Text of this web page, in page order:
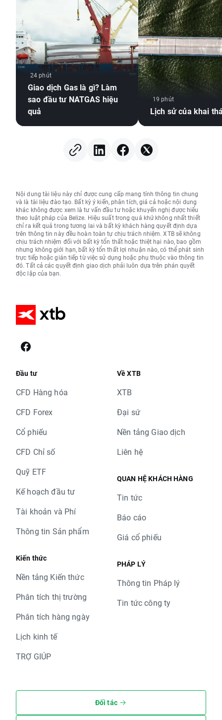
24 phút
Giao dịch Gas là gì? Làm
sao đầu tư NATGAS hiệu
quả
19 phút
Lịch sử của khai
Nội dung tài liệu này chỉ được cung cấp mang tính thông tin chung
và là tài liệu đào tạo. Bất kỳ ý kiến, phân tích, giá cả hoặc nội dung
khác không được xem là tư vấn đầu tư hoặc khuyến nghị được hiểu
theo luật pháp của Belize. Hiệu suất trong quá khứ không nhất thiết
chỉ ra kết quả trong tương lai và bất kỳ khách hàng quyết định dựa
trên thông tin này đều hoàn toàn tự chịu trách nhiệm. XTB sẽ không
chịu trách nhiệm đối với bất kỳ tổn thất hoặc thiệt hại nào, bao gồm
nhưng không giới hạn, bất kỳ tổn thất lợi nhuận nào, có thể phát sinh
trực tiếp hoặc gián tiếp từ việc sử dụng hoặc phụ thuộc vào thông tin
đó. Tất cả các quyết định giao dịch phải luôn dựa trên phán quyết
độc lập của bạn.
Đầu tư
CFD Hàng hóa
CFD Forex
Cổ phiếu
CFD Chỉ số
Quỹ ETF
Kế hoạch đầu tư
Tài khoản và Phí
Thông tin Sản phẩm
Kiến thức
Nền tảng Kiến thức
Phân tích thị trường
Phân tích hàng ngày
Lịch kinh tế
TRỢ GIÚP
Về XTB
XTB
Đại sứ
Nền tảng Giao dịch
Liên hệ
QUAN HỆ KHÁCH HÀNG
Tin tức
Báo cáo
Giá cổ phiếu
PHÁP LÝ
Thông tin Pháp lý
Tin tức công ty
Đối tác